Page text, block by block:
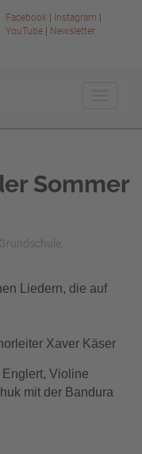
Facebook Instagram
YouTube
Newsletter
Sommer
Liedern, die auf
Xaver Käser
Violine
mit der Bandura